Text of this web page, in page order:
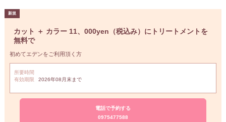
カット ＋ カラー 11、000yen（税込み）にトリートメントを
無料で
初めてエデンをご利用頂く方
所要時間
有効期限
2026年08月末まで
電話で予約する
0975477588